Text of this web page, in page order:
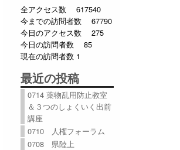
全アクセス数 617540
今までの訪問者数 67790
今日のアクセス数 275
今日の訪問者数 85
現在の訪問者数 1
最近の投稿
0714 薬物乱用防止教室
＆３つのしょくいく出前
講座
0710 人権フォーラム
0708 県陸上